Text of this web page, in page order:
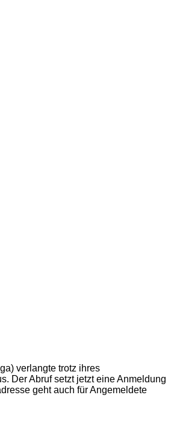
verlangte trotz ihres
Der Abruf setzt jetzt eine Anmeldung
geht auch für Angemeldete